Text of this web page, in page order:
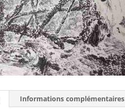
Informations complémentaires